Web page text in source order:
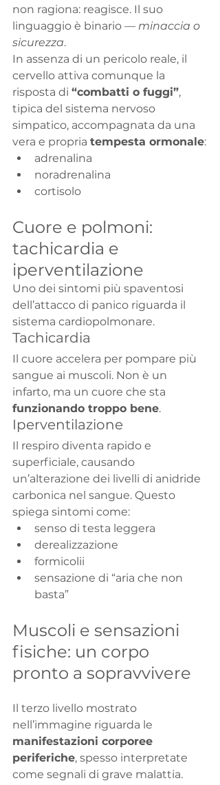
non ragiona: reagisce. Il suo
linguaggio è binario — minaccia o
sicurezza.
In assenza di un pericolo reale, il
cervello attiva comunque la
risposta di “combatti o fuggi”,
tipica del sistema nervoso
simpatico, accompagnata da una
vera e propria tempesta ormonale:
adrenalina
noradrenalina
cortisolo
Cuore e polmoni:
tachicardia e
iperventilazione
Uno dei sintomi più spaventosi
dell’attacco di panico riguarda il
sistema cardiopolmonare.
Tachicardia
Il cuore accelera per pompare più
sangue ai muscoli. Non è un
infarto, ma un cuore che sta
funzionando troppo bene.
Iperventilazione
Il respiro diventa rapido e
superficiale, causando
un’alterazione dei livelli di anidride
carbonica nel sangue. Questo
spiega sintomi come:
senso di testa leggera
derealizzazione
formicolii
sensazione di “aria che non
basta”
Muscoli e sensazioni
fisiche: un corpo
pronto a sopravvivere
Il terzo livello mostrato
nell’immagine riguarda le
manifestazioni corporee
periferiche, spesso interpretate
come segnali di grave malattia.